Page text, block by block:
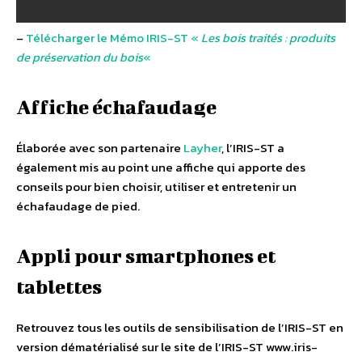
– Télécharger le Mémo IRIS-ST « Les bois traités : produits
de préservation du bois«
Affiche échafaudage
Élaborée avec son partenaire Layher, l’IRIS-ST a
également mis au point une affiche qui apporte des
conseils pour bien choisir, utiliser et entretenir un
échafaudage de pied.
Appli pour smartphones et
tablettes
Retrouvez tous les outils de sensibilisation de l’IRIS-ST en
version dématérialisé sur le site de l’IRIS-ST www.iris-